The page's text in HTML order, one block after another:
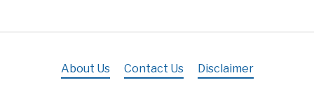
About Us Contact Us Disclaimer